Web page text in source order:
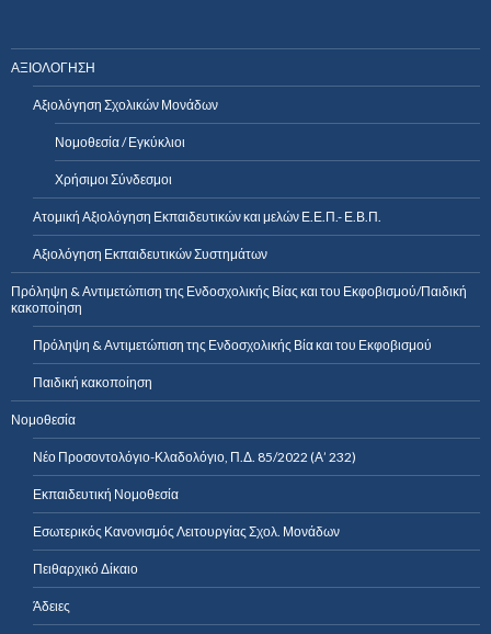
ΑΞΙΟΛΟΓΗΣΗ
Αξιολόγηση Σχολικών Μονάδων
Νομοθεσία / Εγκύκλιοι
Χρήσιμοι Σύνδεσμοι
Ατομική Αξιολόγηση Εκπαιδευτικών και μελών Ε.Ε.Π.- Ε.Β.Π.
Αξιολόγηση Εκπαιδευτικών Συστημάτων
Πρόληψη & Αντιμετώπιση της Ενδοσχολικής Βίας και του Εκφοβισμού/Παιδική
κακοποίηση
Πρόληψη & Αντιμετώπιση της Ενδοσχολικής Βία και του Εκφοβισμού
Παιδική κακοποίηση
Νομοθεσία
Νέο Προσοντολόγιο-Κλαδολόγιο, Π.Δ. 85/2022 (Α’ 232)
Εκπαιδευτική Νομοθεσία
Εσωτερικός Κανονισμός Λειτουργίας Σχολ. Μονάδων
Πειθαρχικό Δίκαιο
Άδειες